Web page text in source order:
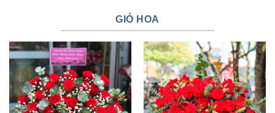
GIỎ HOA